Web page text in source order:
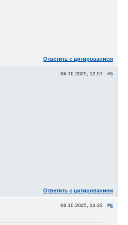
Ответить с цитированием
06.10.2025, 12:57 #5
Ответить с цитированием
06.10.2025, 13:33 #6